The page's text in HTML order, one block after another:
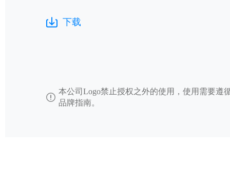
下载
本公司Logo禁止授权之外的使用，使用需要遵
品牌指南。